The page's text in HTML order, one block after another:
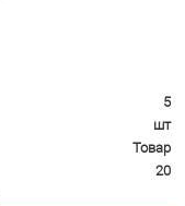
5
шт
Товар
20